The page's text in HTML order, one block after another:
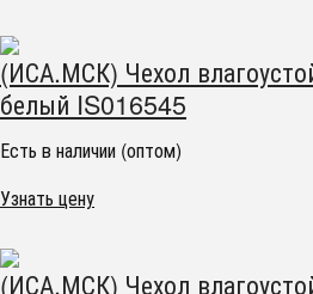
(ИСА.МСК) Чехол
белый IS016545
Есть в наличии (оптом)
Узнать цену
(ИСА.МСК) Чехол